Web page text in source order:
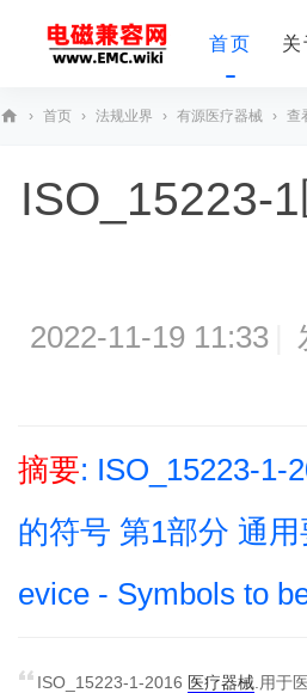
首页 关
› 首页 › 法规业界 › 有源医疗器械 › 查
ISO_15223-
2022-11-19 11:33
摘要: ISO_15223-1-
的符号 第1部分 通
evice - Symbols to
ISO_15223-1-2016 医疗器械 .用于